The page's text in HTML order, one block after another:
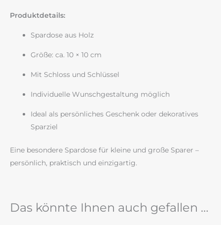
Produktdetails:
Spardose aus Holz
Größe: ca. 10 × 10 cm
Mit Schloss und Schlüssel
Individuelle Wunschgestaltung möglich
Ideal als persönliches Geschenk oder dekoratives
Sparziel
Eine besondere Spardose für kleine und große Sparer –
persönlich, praktisch und einzigartig.
Das könnte Ihnen auch gefallen …